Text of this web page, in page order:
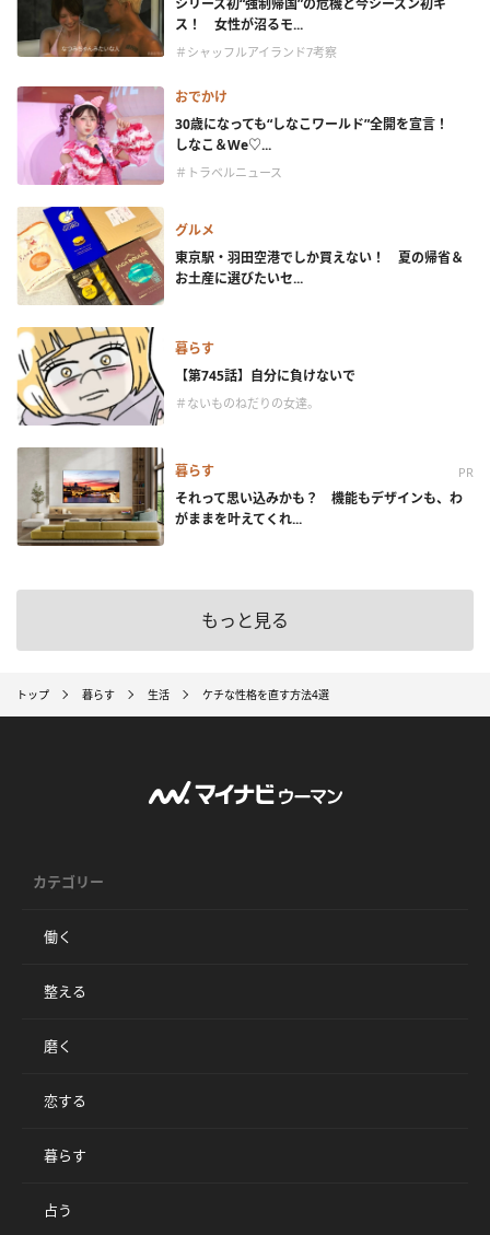
シリーズ初“強制帰国”の危機と今シーズン初キ
ス！ 女性が沼るモ...
＃シャッフルアイランド7考察
おでかけ
30歳になっても“しなこワールド”全開を宣言！
しなこ＆We♡...
＃トラベルニュース
グルメ
東京駅・羽田空港でしか買えない！ 夏の帰省＆
お土産に選びたいセ...
暮らす
【第745話】自分に負けないで
＃ないものねだりの女達。
暮らす PR
それって思い込みかも？ 機能もデザインも、わ
がままを叶えてくれ...
もっと見る
トップ 暮らす 生活 ケチな性格を直す方法4選
カテゴリー
働く
整える
磨く
恋する
暮らす
占う